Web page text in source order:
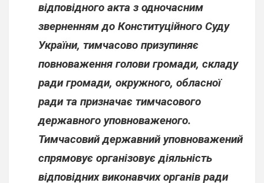
відповідного акта з одночасним
зверненням до Конституційного Суду
України, тимчасово призупиняє
повноваження голови громади, складу
ради громади, окружного, обласної
ради та призначає тимчасового
державного уповноваженого.
Тимчасовий державний уповноважений
спрямовує організовує діяльність
відповідних виконавчих органів ради